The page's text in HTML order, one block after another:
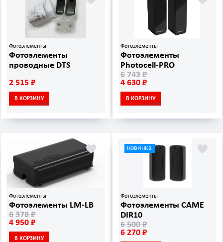
Фотоэлементы
Фотоэлементы
проводные DTS
2 515 ₽
В КОРЗИНУ
Фотоэлементы
Фотоэлементы
Photocell‑PRO
6 743 ₽
4 630 ₽
В КОРЗИНУ
Фотоэлементы
Фотоэлементы LM-LB
6 378 ₽
4 950 ₽
В КОРЗИНУ
новинка
Фотоэлементы
Фотоэлементы CAME
DIR10
6 500 ₽
6 270 ₽